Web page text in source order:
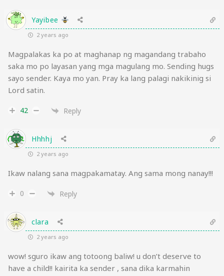
Yayibee
2 years ago
Magpalakas ka po at maghanap ng magandang trabaho
saka mo po layasan yang mga magulang mo. Sending hugs
sayo sender. Kaya mo yan. Pray ka lang palagi nakikinig si
Lord satin.
42 Reply
Hhhhj
2 years ago
Ikaw nalang sana magpakamatay. Ang sama mong nanay!!!
0 Reply
clara
2 years ago
wow! sguro ikaw ang totoong baliw! u don’t deserve to
have a child!! kairita ka sender , sana dika karmahin